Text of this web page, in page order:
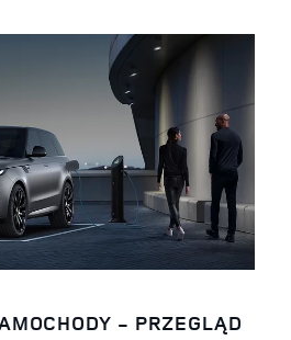
- PRZEGLĄD